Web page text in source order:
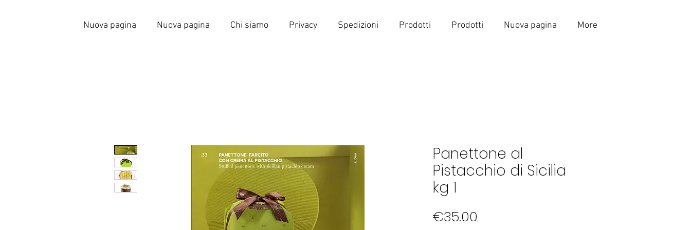
Nuova pagina Nuova pagina Chi siamo Privacy Spedizioni Prodotti Prodotti Nuova pagina More
Panettone al
Pistacchio di Sicilia
kg 1
€35.00